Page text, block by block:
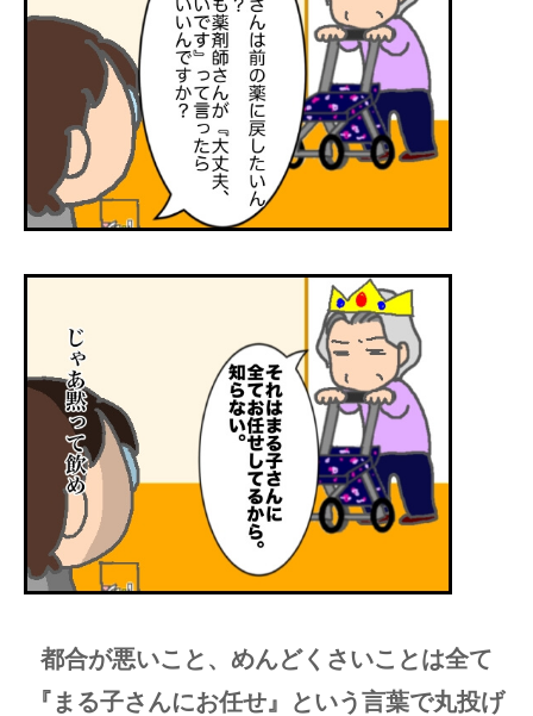
都合が悪いこと、めんどくさいことは全て
『まる子さんにお任せ』という言葉で丸投げ